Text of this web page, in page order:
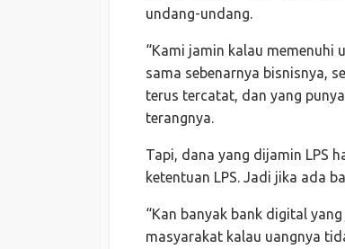
undang-undang.
“Kami jamin kalau memenuhi
sama sebenarnya bisnisnya,
terus tercatat, dan yang
terangnya.
Tapi, dana yang dijamin LPS
ketentuan LPS. Jadi jika ada
“Kan banyak bank digital
masyarakat kalau uangnya